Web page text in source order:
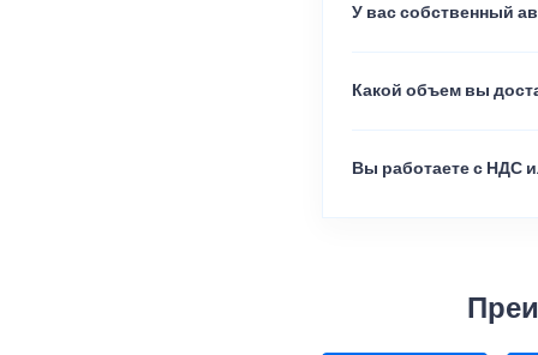
У вас собственный
Какой объем вы
Вы работаете с НДС